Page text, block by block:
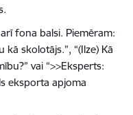
fona balsi. Piemēram:
kā skolotājs.”, “(Ilze) Kā
vai “>>Eksperts:
eksporta apjoma